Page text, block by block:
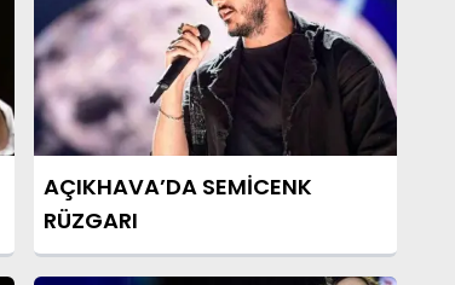
AÇIKHAVA’DA SEMİCENK
RÜZGARI